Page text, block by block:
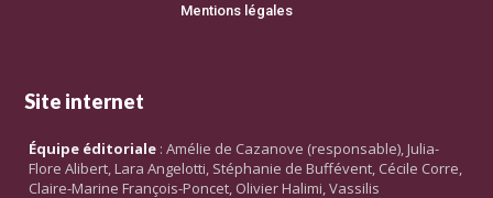
Mentions légales
Site internet
Équipe éditoriale : Amélie de Cazanove (responsable), Julia-
Flore Alibert, Lara Angelotti, Stéphanie de Buffévent, Cécile Corre,
Claire-Marine François-Poncet, Olivier Halimi, Vassilis